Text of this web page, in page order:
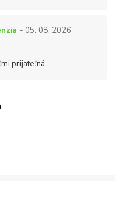
- 05. 08. 2026
prijateľná.